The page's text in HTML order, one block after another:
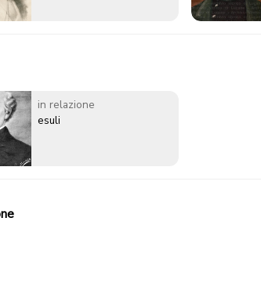
in relazione
esuli